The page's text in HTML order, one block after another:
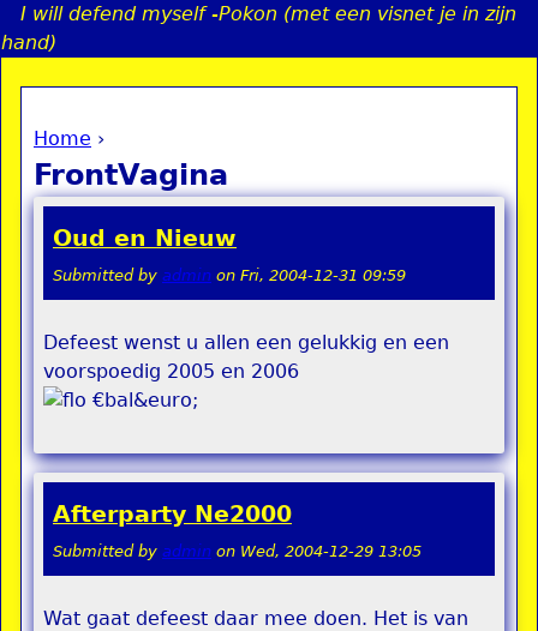
Jump to navigation
I will defend myself -Pokon (met een visnet je in zijn
hand)
You are here
Home ›
FrontVagina
Oud en Nieuw
Submitted by admin on Fri, 2004-12-31 09:59
Defeest wenst u allen een gelukkig en een
voorspoedig 2005 en 2006
€bal&euro;
Afterparty Ne2000
Submitted by admin on Wed, 2004-12-29 13:05
Wat gaat defeest daar mee doen. Het is van